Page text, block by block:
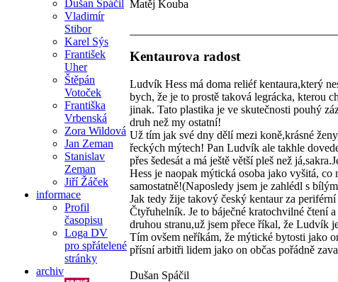
Dušan Spáčil
Vladimír
Stibor
Karel Sýs
František
Uher
Štěpán
Votoček
Františka
Vrbenská
Zora Wildová
Jan Zeman
Stanislav
Zeman
Jiří Žáček
informace
Profil
časopisu
Loga DV
pro spřátelené
stránky
archiv
Matěj Kouba
Kentaurova radost
Ludvík Hess má doma reliéf kentaura,který
bych, že je to prostě taková legrácka, kterou
jinak. Tato plastika je ve skutečnosti pouhý
druh než my ostatní!
Už tím jak své dny dělí mezi koně,krásné
řeckých mýtech! Pan Ludvík ale takhle
přes šedesát a má ještě větší pleš než
Hess je naopak mýtická osoba jako vyšitá,
samostatně!(Naposledy jsem je zahlédl s
Jak tedy žije takový český kentaur za
Čtyřuhelník. Je to báječné kratochvilné čtení
druhou stranu,už jsem přece říkal, že Ludvík
Tím ovšem neříkám, že mýtické bytosti jako
přísní arbitři lidem jako on občas pořádně
Dušan Spáčil